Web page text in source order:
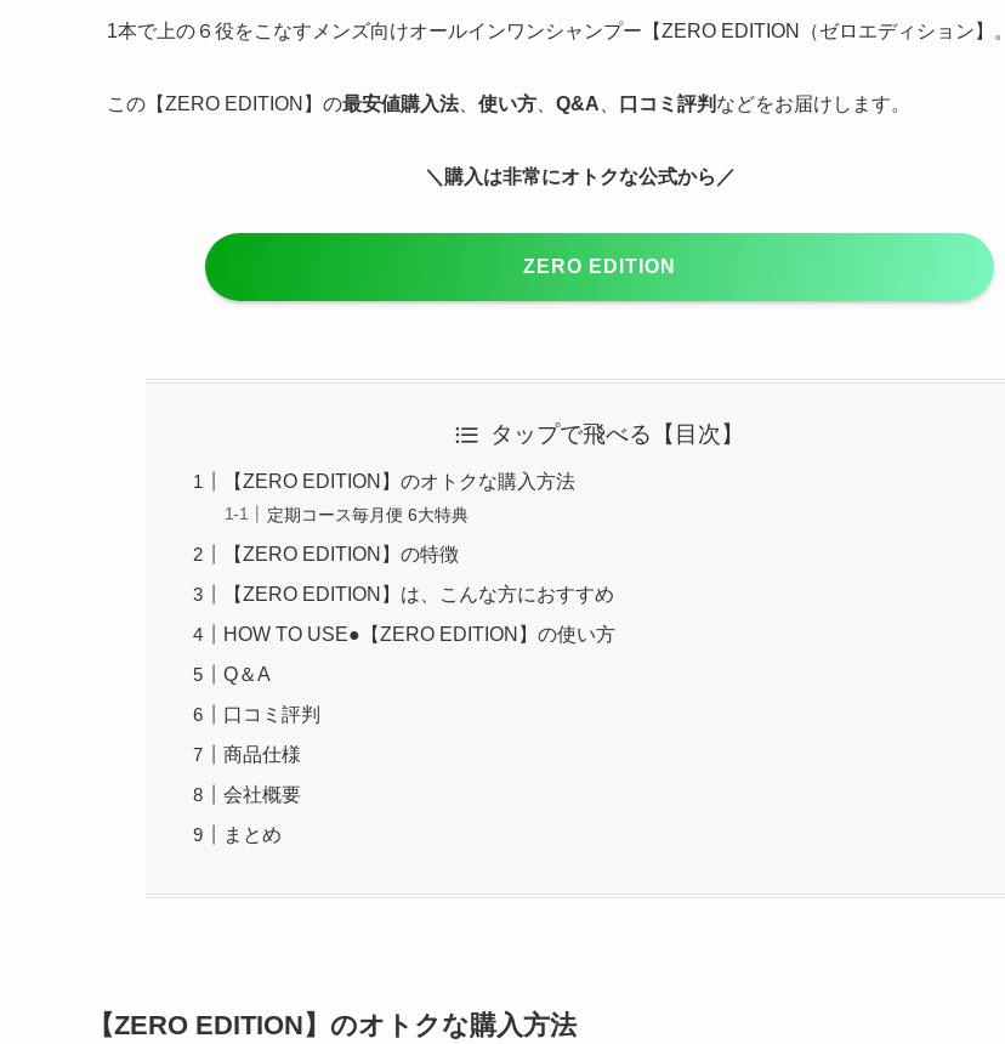
1本で上の６役をこなすメンズ向けオールインワンシャンプー【ZERO EDITION（ゼロエディション】。
この【ZERO EDITION】の最安値購入法、 使い方 Q&A 口コミ評判 などをお届けします。
＼購入は非常にオトクな公式から／
ZERO EDITION
タップで飛べる【目次】
【ZERO EDITION】のオトクな購入方法
定期コース毎月便 6大特典
【ZERO EDITION】の特徴
【ZERO EDITION】は、こんな方におすすめ
HOW TO USE●【ZERO EDITION】の使い方
Q＆A
口コミ評判
商品仕様
会社概要
まとめ
【ZERO EDITION】のオトクな購入方法